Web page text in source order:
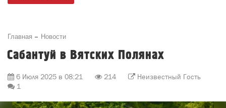
Главная Новости
Сабантуй в Вятских Полянах
6 Июля 2025 в 08:21 214
Неизвестный Гость
1